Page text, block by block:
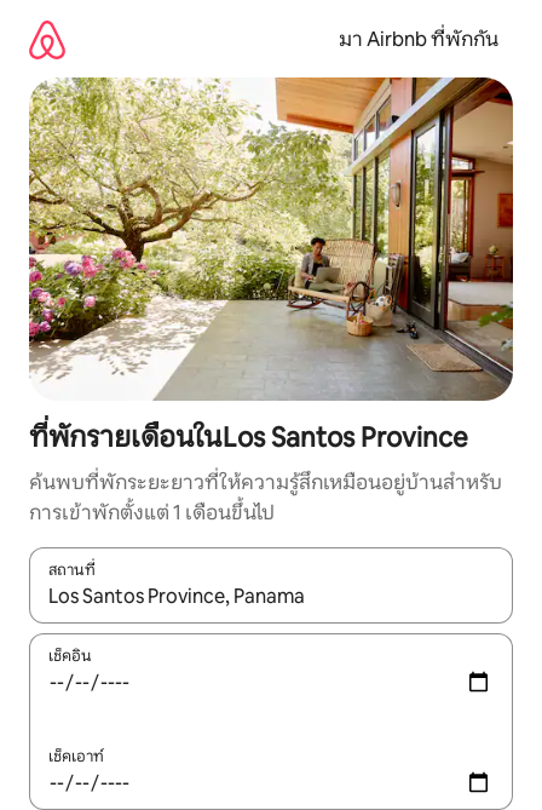
เนื้อหา
มา Airbnb ที่พักกัน
ที่พักรายเดือนในLos Santos Province
ค้นพบที่พักระยะยาวที่ให้ความรู้สึกเหมือนอยู่บ้านสำหรับ
การเข้าพักตั้งแต่ 1 เดือนขึ้นไป
สถานที่
ใช้ลูกศรขึ้นลง หรือใช้การสัมผัสหรือปัด เพื่อสำรวจผลการค้นหา
เช็คอิน
เช็คเอาท์